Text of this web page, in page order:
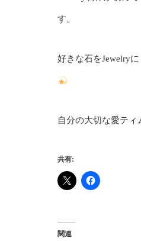
す。
好きな石をJewelry
自分の大切な愛ティ
共有:
関連